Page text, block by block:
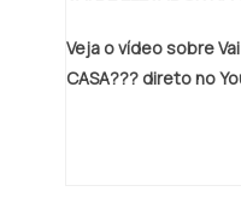
Veja o vídeo sobre Vai
CASA??? direto no